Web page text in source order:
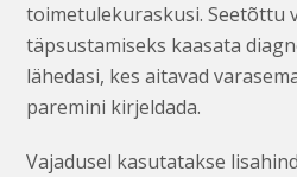
toimetulekuraskusi. Seetõttu
täpsustamiseks kaasata
lähedasi, kes aitavad
paremini kirjeldada.
Vajadusel kasutatakse